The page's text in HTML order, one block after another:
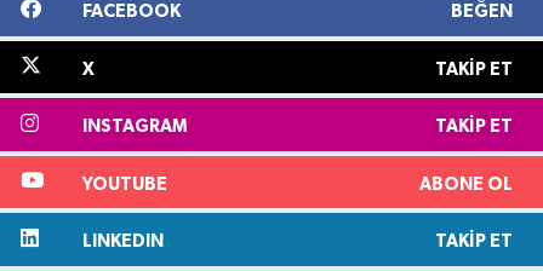
FACEBOOK BEĞEN
X TAKIP ET
INSTAGRAM TAKIP ET
YOUTUBE ABONE OL
LINKEDIN TAKIP ET